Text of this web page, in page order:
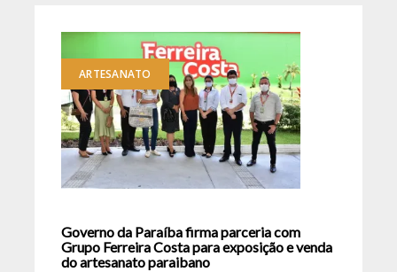
ARTESANATO
Governo da Paraíba firma parceria com
Grupo Ferreira Costa para exposição e venda
do artesanato paraibano